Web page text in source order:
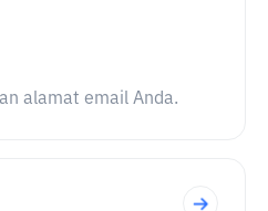
alamat email Anda.